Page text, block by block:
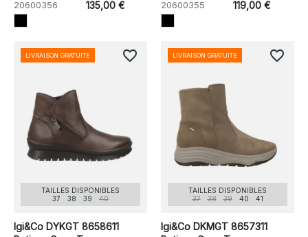
20600356 135,00 € 20600355 119,00 €
TAILLES DISPONIBLES
37
38 39 40
Igi&Co DYKGT 8658611
LIVRAISON GRATUITE favorite_border
TAILLES DISPONIBLES
37
38 39 40 41
Igi&Co DKMGT 8657311
LIVRAISON GRATUITE favorite_border